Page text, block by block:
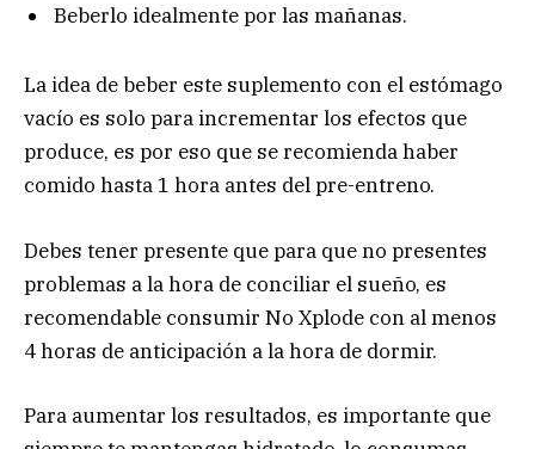
Beberlo idealmente por las mañanas.
La idea de beber este suplemento con el estómago
vacío es solo para incrementar los efectos que
produce, es por eso que se recomienda haber
comido hasta 1 hora antes del pre-entreno.
Debes tener presente que para que no presentes
problemas a la hora de conciliar el sueño, es
recomendable consumir No Xplode con al menos
4 horas de anticipación a la hora de dormir.
Para aumentar los resultados, es importante que